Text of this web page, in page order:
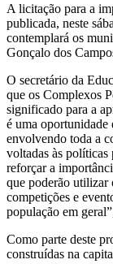
A licitação para a
publicada, neste
contemplará os
Gonçalo dos
O secretário da
que os Complexos
significado para a
é uma oportunidade
envolvendo toda a
voltadas às políticas
reforçar a
que poderão utilizar
competições e
população em
Como parte deste
construídas na